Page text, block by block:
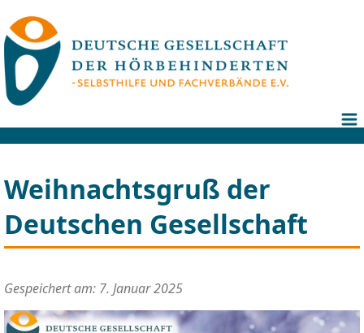
Weihnachtsgruß der
Deutschen Gesellschaft
Gespeichert am: 7. Januar 2025